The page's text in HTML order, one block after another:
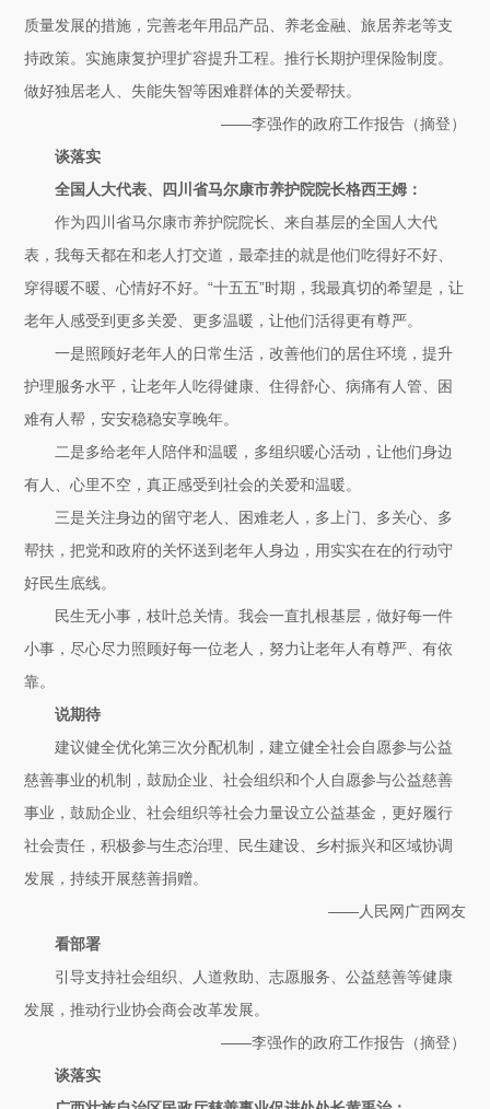
质量发展的措施，完善老年用品产品、养老金融、旅居养老等支
持政策。实施康复护理扩容提升工程。推行长期护理保险制度。
做好独居老人、失能失智等困难群体的关爱帮扶。
——李强作的政府工作报告（摘登）
谈落实
全国人大代表、四川省马尔康市养护院院长格西王姆：
作为四川省马尔康市养护院院长、来自基层的全国人大代
表，我每天都在和老人打交道，最牵挂的就是他们吃得好不好、
穿得暖不暖、心情好不好。“十五五”时期，我最真切的希望是，让
老年人感受到更多关爱、更多温暖，让他们活得更有尊严。
一是照顾好老年人的日常生活，改善他们的居住环境，提升
护理服务水平，让老年人吃得健康、住得舒心、病痛有人管、困
难有人帮，安安稳稳安享晚年。
二是多给老年人陪伴和温暖，多组织暖心活动，让他们身边
有人、心里不空，真正感受到社会的关爱和温暖。
三是关注身边的留守老人、困难老人，多上门、多关心、多
帮扶，把党和政府的关怀送到老年人身边，用实实在在的行动守
好民生底线。
民生无小事，枝叶总关情。我会一直扎根基层，做好每一件
小事，尽心尽力照顾好每一位老人，努力让老年人有尊严、有依
靠。
说期待
建议健全优化第三次分配机制，建立健全社会自愿参与公益
慈善事业的机制，鼓励企业、社会组织和个人自愿参与公益慈善
事业，鼓励企业、社会组织等社会力量设立公益基金，更好履行
社会责任，积极参与生态治理、民生建设、乡村振兴和区域协调
发展，持续开展慈善捐赠。
——人民网广西网友
看部署
引导支持社会组织、人道救助、志愿服务、公益慈善等健康
发展，推动行业协会商会改革发展。
——李强作的政府工作报告（摘登）
谈落实